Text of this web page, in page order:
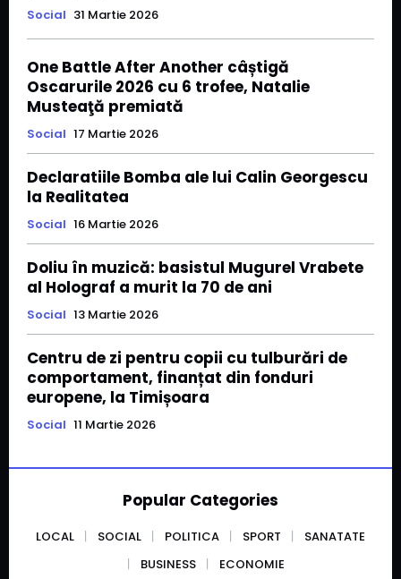
Social 31 Martie 2026
One Battle After Another câștigă
Oscarurile 2026 cu 6 trofee, Natalie
Musteaţă premiată
Social 17 Martie 2026
Declaratiile Bomba ale lui Calin Georgescu
la Realitatea
Social 16 Martie 2026
Doliu în muzică: basistul Mugurel Vrabete
al Holograf a murit la 70 de ani
Social 13 Martie 2026
Centru de zi pentru copii cu tulburări de
comportament, finanțat din fonduri
europene, la Timișoara
Social 11 Martie 2026
Popular Categories
LOCAL SOCIAL POLITICA SPORT
SANATATE
BUSINESS
ECONOMIE